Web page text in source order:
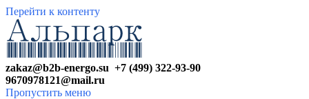
Перейти к контенту
zakaz@b2b-energo.su +7 (499) 322-93-90
9670978121@mail.ru
Пропустить меню